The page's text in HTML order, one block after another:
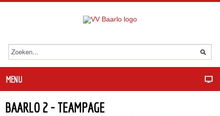
MENU
BAARLO 2 - TEAMPAGE